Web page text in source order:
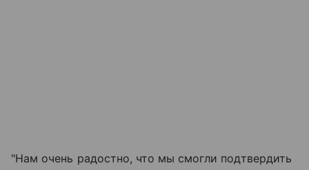
"Нам очень радостно, что мы смогли подтвердить